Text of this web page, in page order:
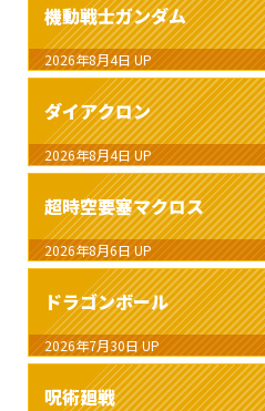
機動戦士ガンダム
2026年8月4日 UP
ダイアクロン
2026年8月4日 UP
超時空要塞マクロス
2026年8月6日 UP
ドラゴンボール
2026年7月30日 UP
呪術廻戦